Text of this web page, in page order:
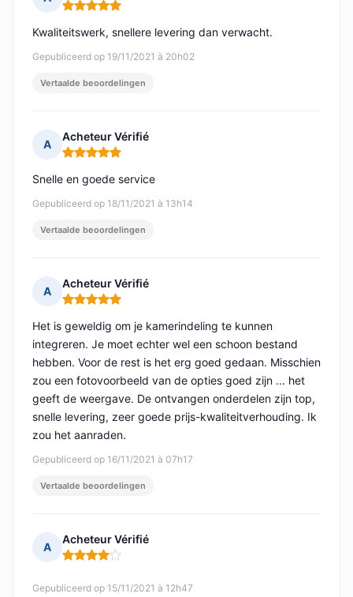
Opmerking: 5 van 5
Gepubliceerd op 19/11/2021 à 20h02
Kwaliteitswerk, snellere levering dan verwacht.
Vertaalde beoordelingen
A
Acheteur Vérifié
Opmerking: 5 van 5
Gepubliceerd op 18/11/2021 à 13h14
Snelle en goede service
Vertaalde beoordelingen
A
Acheteur Vérifié
Opmerking: 5 van 5
Gepubliceerd op 16/11/2021 à 07h17
Het is geweldig om je kamerindeling te kunnen
integreren. Je moet echter wel een schoon bestand
hebben. Voor de rest is het erg goed gedaan. Misschien
zou een fotovoorbeeld van de opties goed zijn ... het
geeft de weergave. De ontvangen onderdelen zijn top,
snelle levering, zeer goede prijs-kwaliteitverhouding. Ik
zou het aanraden.
Vertaalde beoordelingen
A
Acheteur Vérifié
Opmerking: 4 van 5
Gepubliceerd op 15/11/2021 à 12h47